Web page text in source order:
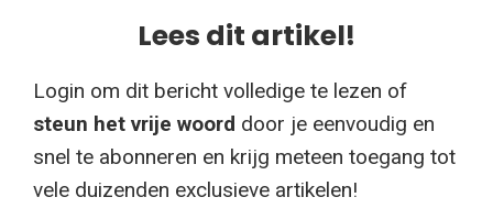
Lees dit artikel!
Login om dit bericht volledige te lezen of
steun het vrije woord door je eenvoudig en
snel te abonneren en krijg meteen toegang tot
vele duizenden exclusieve artikelen!